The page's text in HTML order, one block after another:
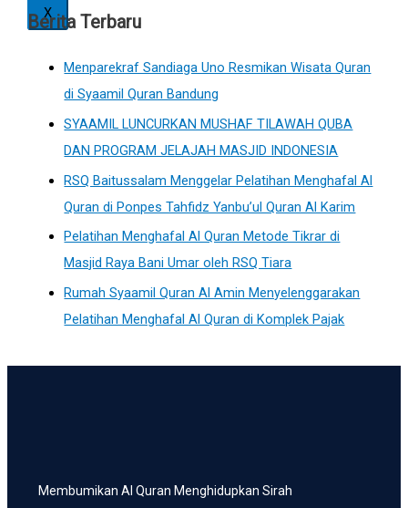
X
Berita Terbaru
Menparekraf Sandiaga Uno Resmikan Wisata Quran
di Syaamil Quran Bandung
SYAAMIL LUNCURKAN MUSHAF TILAWAH QUBA
DAN PROGRAM JELAJAH MASJID INDONESIA
RSQ Baitussalam Menggelar Pelatihan Menghafal Al
Quran di Ponpes Tahfidz Yanbu’ul Quran Al Karim
Pelatihan Menghafal Al Quran Metode Tikrar di
Masjid Raya Bani Umar oleh RSQ Tiara
Rumah Syaamil Quran Al Amin Menyelenggarakan
Pelatihan Menghafal Al Quran di Komplek Pajak
Membumikan Al Quran Menghidupkan Sirah